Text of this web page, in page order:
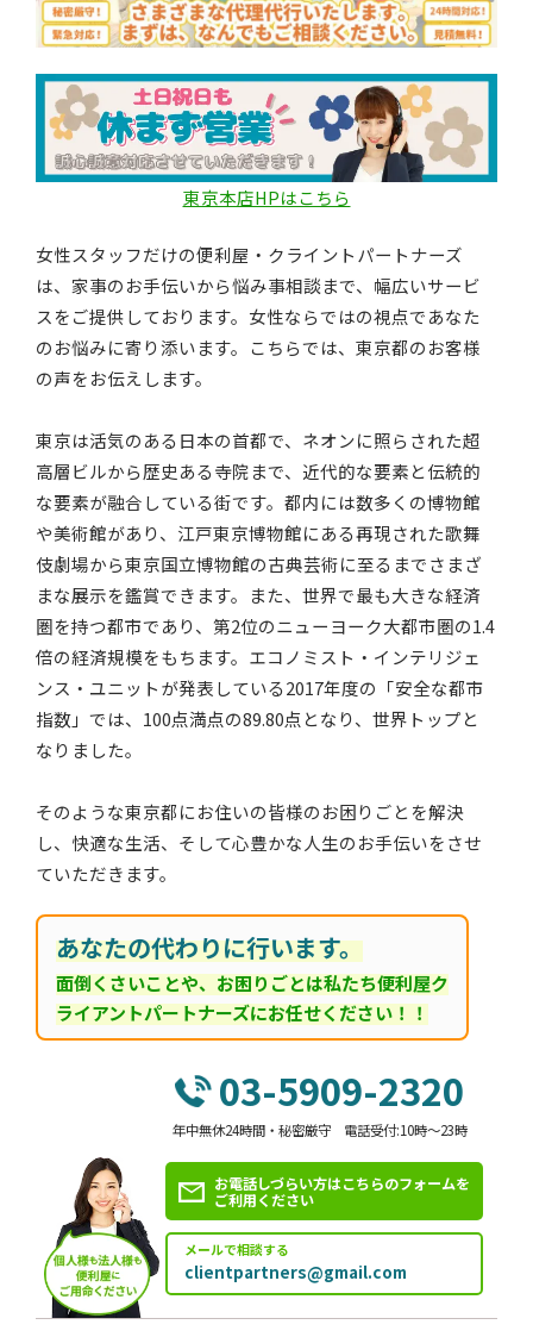
東京本店HPはこちら
女性スタッフだけの便利屋・クライントパートナーズ
は、家事のお手伝いから悩み事相談まで、幅広いサービ
スをご提供しております。女性ならではの視点であなた
のお悩みに寄り添います。こちらでは、東京都のお客様
の声をお伝えします。
東京は活気のある日本の首都で、ネオンに照らされた超
高層ビルから歴史ある寺院まで、近代的な要素と伝統的
な要素が融合している街です。都内には数多くの博物館
や美術館があり、江戸東京博物館にある再現された歌舞
伎劇場から東京国立博物館の古典芸術に至るまでさまざ
まな展示を鑑賞できます。また、世界で最も大きな経済
圏を持つ都市であり、第2位のニューヨーク大都市圏の1.4
倍の経済規模をもちます。エコノミスト・インテリジェ
ンス・ユニットが発表している2017年度の「安全な都市
指数」では、100点満点の89.80点となり、世界トップと
なりました。
そのような東京都にお住いの皆様のお困りごとを解決
し、快適な生活、そして心豊かな人生のお手伝いをさせ
ていただきます。
あなたの代わりに行います。
面倒くさいことや、お困りごとは私たち便利屋ク
ライアントパートナーズにお任せください！！
03-5909-2320
年中無休24時間・秘密厳守 電話受付:10時～23時
お電話しづらい方はこちらのフォームを
ご利用ください
メールで相談する
clientpartners@gmail.com